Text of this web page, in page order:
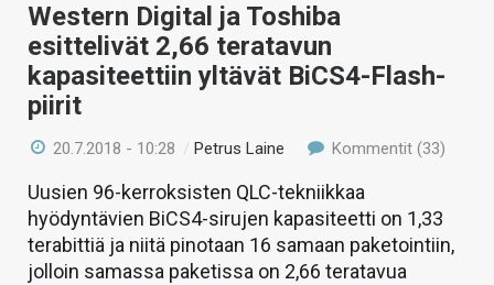
Western Digital ja Toshiba
esittelivät 2,66 teratavun
kapasiteettiin yltävät BiCS4-Flash-
piirit
20.7.2018 - 10:28 / Petrus Laine Kommentit (33)
Uusien 96-kerroksisten QLC-tekniikkaa
hyödyntävien BiCS4-sirujen kapasiteetti on 1,33
terabittiä ja niitä pinotaan 16 samaan paketointiin,
jolloin samassa paketissa on 2,66 teratavua